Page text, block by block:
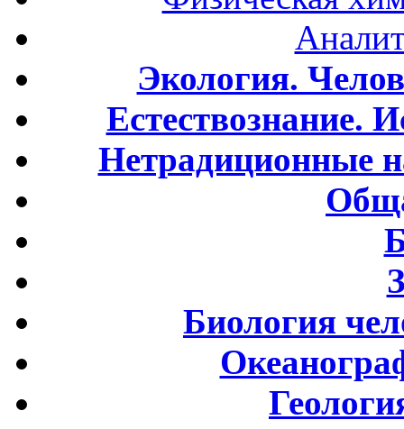
Экология.
Естествознание.
Нетрадиционные
Биология